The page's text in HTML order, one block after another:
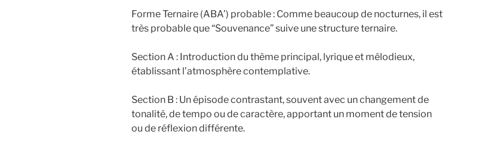
Forme Ternaire (ABA’) probable : Comme beaucoup de nocturnes, il est
très probable que “Souvenance” suive une structure ternaire.
Section A : Introduction du thème principal, lyrique et mélodieux,
établissant l’atmosphère contemplative.
Section B : Un épisode contrastant, souvent avec un changement de
tonalité, de tempo ou de caractère, apportant un moment de tension
ou de réflexion différente.